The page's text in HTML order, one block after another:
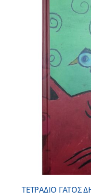
ΤΕΤΡΑΔΙΟ ΓΑΤΟΣ